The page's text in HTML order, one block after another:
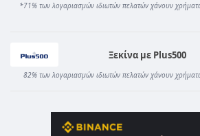
*71% των λογαριασμών ιδιωτών πελατών χάνουν
Ξεκίνα με Plus500
82% των λογαριασμών ιδιωτών πελατών χάνουν